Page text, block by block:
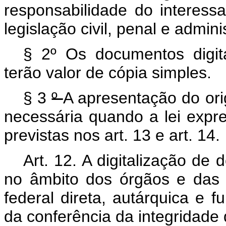
responsabilidade do
legislação civil, penal e
§ 2º Os documentos
terão valor de cópia simples.
§ 3ºA apresentação do
necessária quando a lei
previstas nos art. 13 e art. 14.
Art. 12. A digitalização de
no âmbito dos órgãos e das
federal direta, autárquica e
da conferência da